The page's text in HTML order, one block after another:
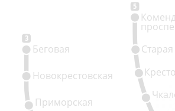
3
5
Приморская
Новокрестовская
Беговая